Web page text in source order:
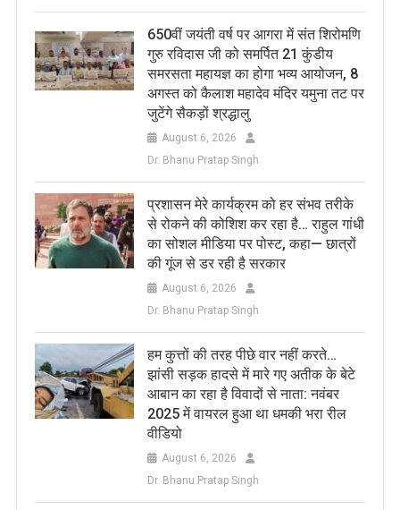
650वीं जयंती वर्ष पर आगरा में संत शिरोमणि
गुरु रविदास जी को समर्पित 21 कुंडीय
समरसता महायज्ञ का होगा भव्य आयोजन, 8
अगस्त को कैलाश महादेव मंदिर यमुना तट पर
जुटेंगे सैकड़ों श्रद्धालु
August 6, 2026
Dr. Bhanu Pratap Singh
प्रशासन मेरे कार्यक्रम को हर संभव तरीके
से रोकने की कोशिश कर रहा है… राहुल गांधी
का सोशल मीडिया पर पोस्ट, कहा— छात्रों
की गूंज से डर रही है सरकार
August 6, 2026
Dr. Bhanu Pratap Singh
हम कुत्तों की तरह पीछे वार नहीं करते…
झांसी सड़क हादसे में मारे गए अतीक के बेटे
आबान का रहा है विवादों से नाता: नवंबर
2025 में वायरल हुआ था धमकी भरा रील
वीडियो
August 6, 2026
Dr. Bhanu Pratap Singh